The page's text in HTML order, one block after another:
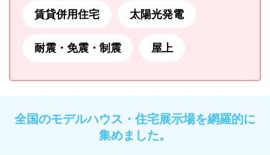
賃貸併用住宅 太陽光発電
耐震・免震・制震 屋上
全国のモデルハウス・住宅展示場を網羅的に
集めました。